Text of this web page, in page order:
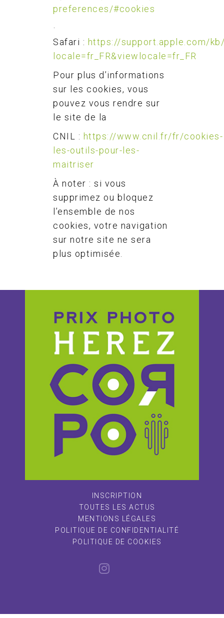
preferences/#cookies
·
Safari : https://support.apple.com/
locale=fr_FR&viewlocale=fr_FR
Pour plus d’informations
sur les cookies, vous
pouvez vous rendre sur
le site de la
CNIL : https://www.cnil.fr/fr/cookies-
les-outils-pour-les-
maitriser
À noter : si vous
supprimez ou bloquez
l’ensemble de nos
cookies, votre navigation
sur notre site ne sera
plus optimisée.
INSCRIPTION
TOUTES LES ACTUS
MENTIONS LÉGALES
POLITIQUE DE CONFIDENTIALITÉ
POLITIQUE DE COOKIES